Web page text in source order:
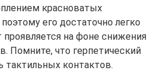
красноватых
его достаточно легко
на фоне снижения
Помните, что герпетический
тактильных контактов.